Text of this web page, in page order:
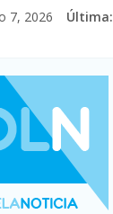
7, 2026 Última: